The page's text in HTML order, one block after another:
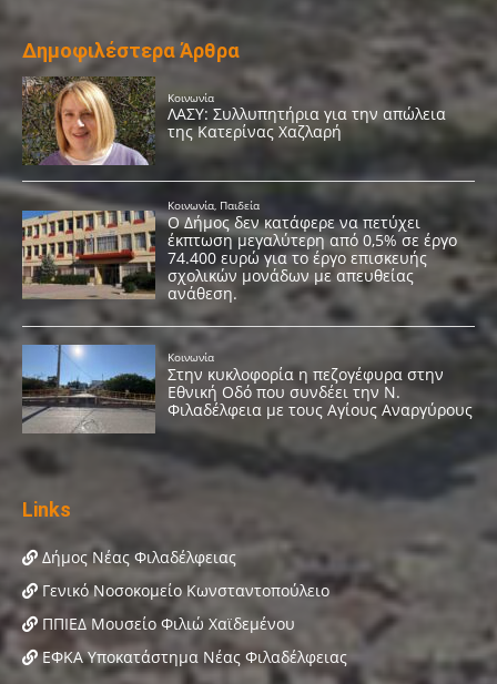
Δημοφιλέστερα Άρθρα
Links
Δήμος Νέας Φιλαδέλφειας
Γενικό Νοσοκομείο Κωνσταντοπούλειο
ΠΠΙΕΔ Μουσείο Φιλιώ Χαϊδεμένου
ΕΦΚΑ Υποκατάστημα Νέας Φιλαδέλφειας